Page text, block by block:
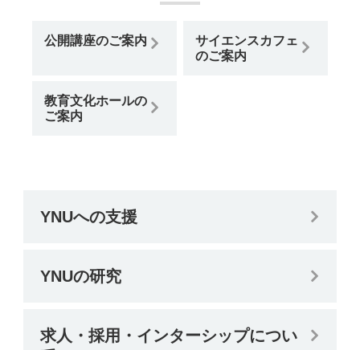
公開講座のご案内
サイエンスカフェ
のご案内
教育文化ホールの
ご案内
YNUへの支援
YNUの研究
求人・採用・インターシップについ